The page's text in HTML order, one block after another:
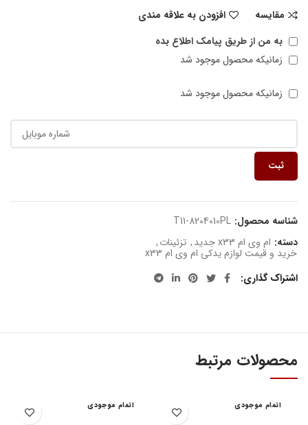
مقایسه
افزودن به علاقه مندی
به من از طریق پیامک اطلاع بده
زمانیکه محصول موجود شد
زمانیکه محصول موجود شد
ثبت
شناسه محصول: T11-8204010PL
دسته: ام وی ام x33 جدید , تزئینات,
خرید و قیمت لوازم یدکی ام وی ام x33
اشتراک گذاری
محصولات مرتبط
اتمام موجودی اتمام موجودی